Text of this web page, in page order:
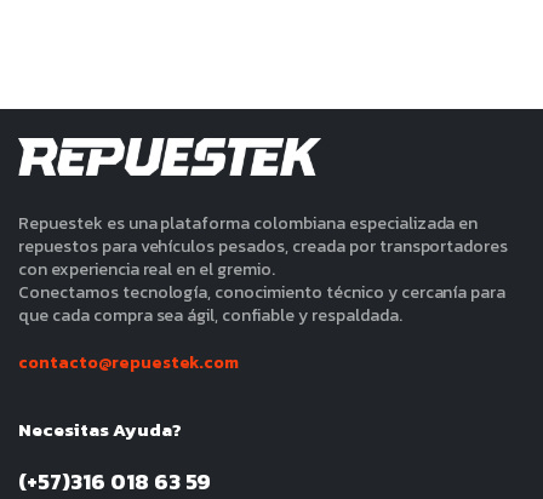
Repuestek es una plataforma colombiana especializada en
repuestos para vehículos pesados, creada por transportadores
con experiencia real en el gremio.
Conectamos tecnología, conocimiento técnico y cercanía para
que cada compra sea ágil, confiable y respaldada.
contacto@repuestek.com
Necesitas Ayuda?
(+57)316 018 63 59